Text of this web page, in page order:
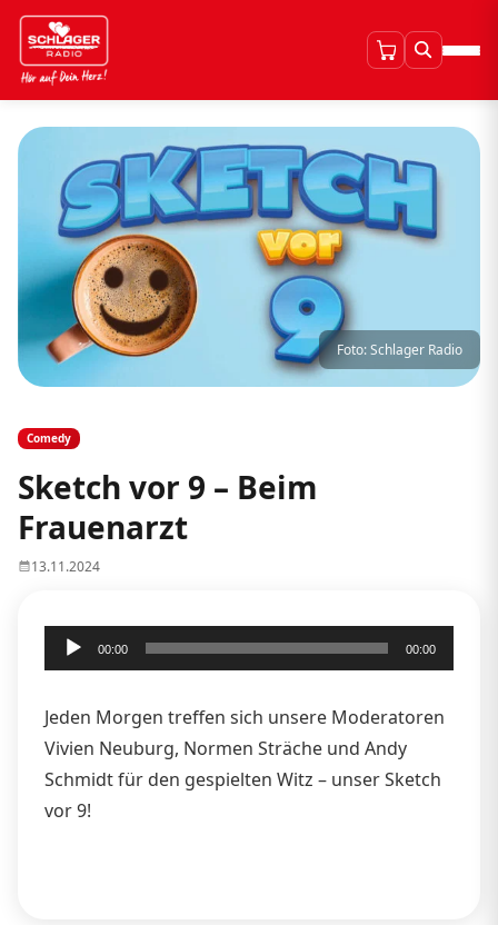
Foto: Schlager Radio
Comedy
Sketch vor 9 – Beim
Frauenarzt
13.11.2024
Audio-
Player
00:00 00:00
Jeden Morgen treffen sich unsere Moderatoren
Vivien Neuburg, Normen Sträche und Andy
Schmidt für den gespielten Witz – unser Sketch
vor 9!